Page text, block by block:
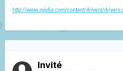
http://www.nvidia.com/content/drivers/
Invité